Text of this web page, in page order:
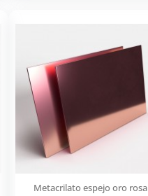
Metacrilato espejo oro rosa